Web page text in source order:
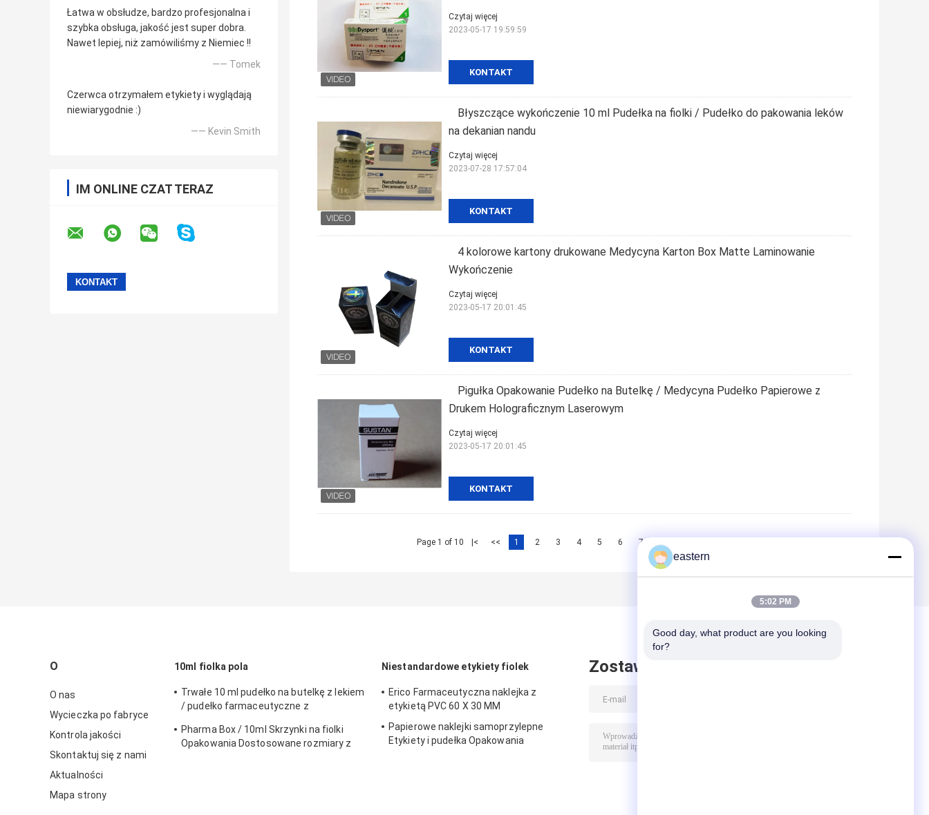
Łatwa w obsłudze, bardzo profesjonalna i
szybka obsługa, jakość jest super dobra.
Nawet lepiej, niż zamówiliśmy z Niemiec !!
—— Tomek
Czerwca otrzymałem etykiety i wyglądają
niewiarygodnie :)
—— Kevin Smith
IM ONLINE CZAT TERAZ
KONTAKT
Czytaj więcej
2023-05-17 19:59:59
Błyszczące wykończenie 10 ml Pudełka na fiolki / Pudełko do pakowania leków
na dekanian nandu
KONTAKT
Czytaj więcej
2023-07-28 17:57:04
4 kolorowe kartony drukowane Medycyna Karton Box Matte Laminowanie
Wykończenie
KONTAKT
Czytaj więcej
2023-05-17 20:01:45
Pigułka Opakowanie Pudełko na Butelkę / Medycyna Pudełko Papierowe z
Drukem Holograficznym Laserowym
KONTAKT
Czytaj więcej
2023-05-17 20:01:45
Page 1 of 10 |< << 1 2 3 4 5 6 7
O
O nas
Wycieczka po fabryce
Kontrola jakości
Skontaktuj się z nami
Aktualności
Mapa strony
10ml fiolka pola
Trwałe 10 ml pudełko na butelkę z lekiem
/ pudełko farmaceutyczne z
Pharma Box / 10ml Skrzynki na fiolki
Opakowania Dostosowane rozmiary z
Niestandardowe etykiety fiolek
Erico Farmaceutyczna naklejka z
etykietą PVC 60 X 30 MM
Papierowe naklejki samoprzylepne
Etykiety i pudełka Opakowania
Zostaw wiadomość
eastern
5:02 PM
Good day, what product are you looking
for?